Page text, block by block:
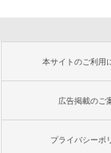
本サイトのご利用
広告掲載のご
プライバシーポ